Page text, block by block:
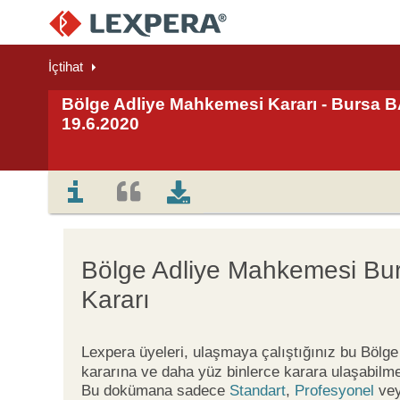
İçtihat
Bölge Adliye Mahkemesi Kararı - Bursa
19.6.2020
Bölge Adliye Mahkemesi
Kararı
Lexpera üyeleri, ulaşmaya çalıştığınız bu
kararına ve daha yüz binlerce karara
Bu dokümana sadece Standart, Profesyonel